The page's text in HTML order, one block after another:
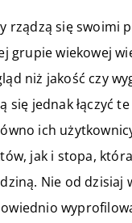
rządzą się swoimi
grupie wiekowej
niż jakość czy
się jednak łączyć
ich
jak i stopa,
Nie od dzisiaj